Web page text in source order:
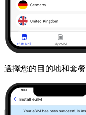
選擇您的目的地和套餐